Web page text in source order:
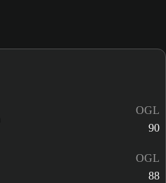
OGL
90
OGL
88